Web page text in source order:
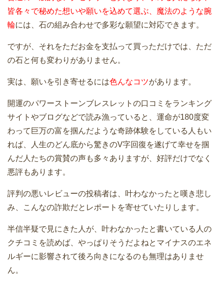
皆各々で秘めた想いや願いを込めて選ぶ、魔法のような腕
輪には、石の組み合わせで多彩な願望に対応できます。
ですが、それをただお金を支払って買っただけでは、ただ
の石と何も変わりがありません。
実は、願いを引き寄せるには色んなコツがあります。
開運のパワーストーンブレスレットの口コミをランキング
サイトやブログなどで読み漁っていると、運命が180度変
わって巨万の富を掴んだような奇跡体験をしている人もい
れば、人生のどん底から驚きのV字回復を遂げて幸せを掴
んだ人たちの賞賛の声も多々ありますが、好評だけでなく
悪評もあります。
評判の悪いレビューの投稿者は、叶わなかったと嘆き悲し
み、こんなの詐欺だとレポートを寄せていたりします。
半信半疑で見にきた人が、叶わなかったと書いている人の
クチコミを読めば、やっぱりそうだよねとマイナスのエネ
ルギーに影響されて後ろ向きになるのも無理はありませ
ん。